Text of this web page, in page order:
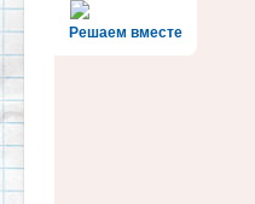
Решаем вместе